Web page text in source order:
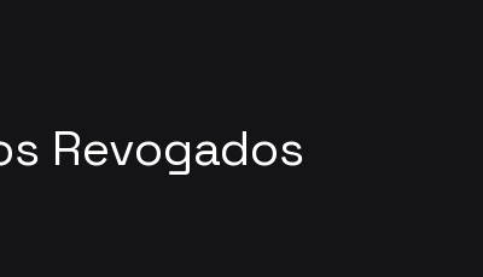
Revogados